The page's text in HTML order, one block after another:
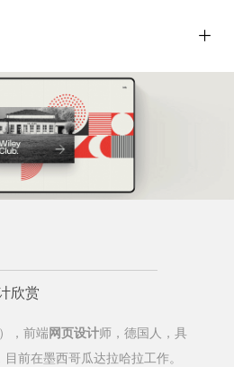
欣赏
），前端网页设计师，德国人，具
前在墨西哥瓜达拉哈拉工作。